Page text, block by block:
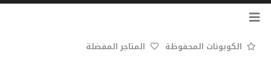
تخطي
الكوبونات المحفوظة المتاجر المفضلة